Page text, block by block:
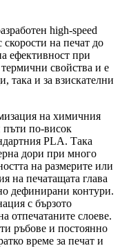
high-speed
на печат до
ефективност при
свойства и е
така и за взискателни
на химичния
пъти по-висок
PLA. Така
дори при много
на размерите или
на печатащата глава
дефинирани контури.
с бързото
отпечатаните слоеве.
ръбове и постоянно
време за печат и